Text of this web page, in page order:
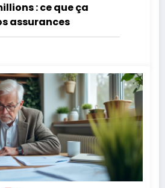
: ce que ça
assurances